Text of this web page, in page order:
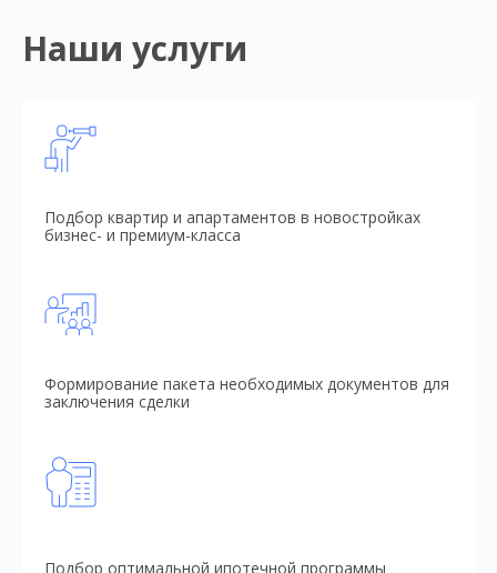
Наши услуги
Подбор квартир и апартаментов в новостройках
бизнес- и премиум-класса
Формирование пакета необходимых документов для
заключения сделки
Подбор оптимальной ипотечной программы